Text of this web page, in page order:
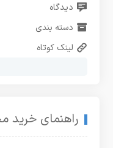
دیدگاه
دسته بندی
لینک کوتاه
راهنمای خرید